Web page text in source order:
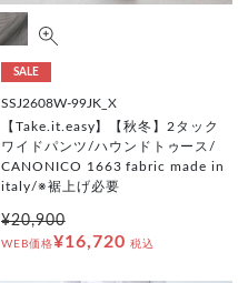
SALE
SSJ2608W-99JK_X
【Take.it.easy】【秋冬】2タック
ワイドパンツ/ハウンドトゥース/
CANONICO 1663 fabric made in
italy/※裾上げ必要
¥20,900
WEB価格¥16,720 税込